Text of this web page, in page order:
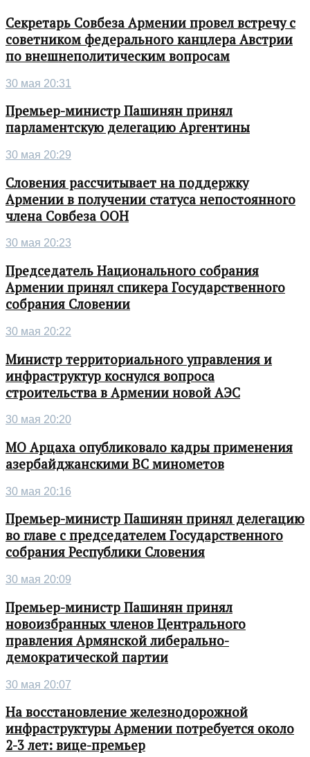
Секретарь Совбеза Армении провел встречу с
советником федерального канцлера Австрии
по внешнеполитическим вопросам
30 мая 20:31
Премьер-министр Пашинян принял
парламентскую делегацию Аргентины
30 мая 20:29
Словения рассчитывает на поддержку
Армении в получении статуса непостоянного
члена Совбеза ООН
30 мая 20:23
Председатель Национального собрания
Армении принял спикера Государственного
собрания Словении
30 мая 20:22
Министр территориального управления и
инфраструктур коснулся вопроса
строительства в Армении новой АЭС
30 мая 20:20
МО Арцаха опубликовало кадры применения
азербайджанскими ВС минометов
30 мая 20:16
Премьер-министр Пашинян принял делегацию
во главе с председателем Государственного
собрания Республики Словения
30 мая 20:09
Премьер-министр Пашинян принял
новоизбранных членов Центрального
правления Армянской либерально-
демократической партии
30 мая 20:07
На восстановление железнодорожной
инфраструктуры Армении потребуется около
2-3 лет: вице-премьер